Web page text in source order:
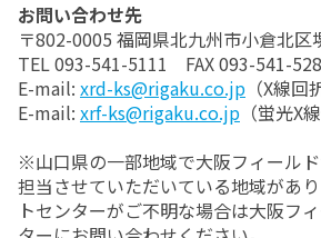
お問い合わせ先
〒802-0005 福岡県北九州市小倉北
TEL 093-541-5111 FAX 093-541-
E-mail: xrd-ks@rigaku.co.jp （X線回
E-mail: xrf-ks@rigaku.co.jp （蛍光X
※山口県の一部地域で大阪フィール
担当させていただいている地域があ
トセンターがご不明な場合は大阪フ